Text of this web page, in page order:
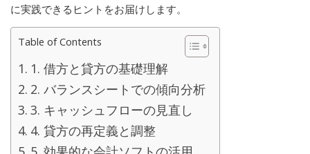
に実践できるヒントをお届けします。
Table of Contents
1. 借方と貸方の基礎理解
2. バランスシートでの傾向分析
3. キャッシュフローの見直し
4. 貸方の再定義と調整